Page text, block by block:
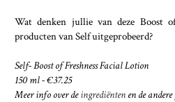
Wat denken jullie van deze Boost
producten van Self uitgeprobeerd?
Self- Boost of Freshness Facial Lotion
150 ml - €37.25
Meer info over deingrediënten en de